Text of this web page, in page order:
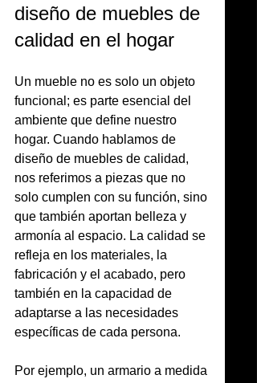
diseño de muebles de
calidad en el hogar
Un mueble no es solo un objeto
funcional; es parte esencial del
ambiente que define nuestro
hogar. Cuando hablamos de
diseño de muebles de calidad,
nos referimos a piezas que no
solo cumplen con su función, sino
que también aportan belleza y
armonía al espacio. La calidad se
refleja en los materiales, la
fabricación y el acabado, pero
también en la capacidad de
adaptarse a las necesidades
específicas de cada persona.
Por ejemplo, un armario a medida